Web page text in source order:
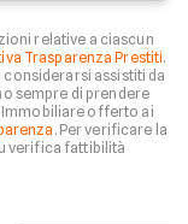
relative a ciascun
Trasparenza Prestiti.
assistiti da
sempre di prendere
Immobiliare offerto ai
. Per verificare la
verifica fattibilità